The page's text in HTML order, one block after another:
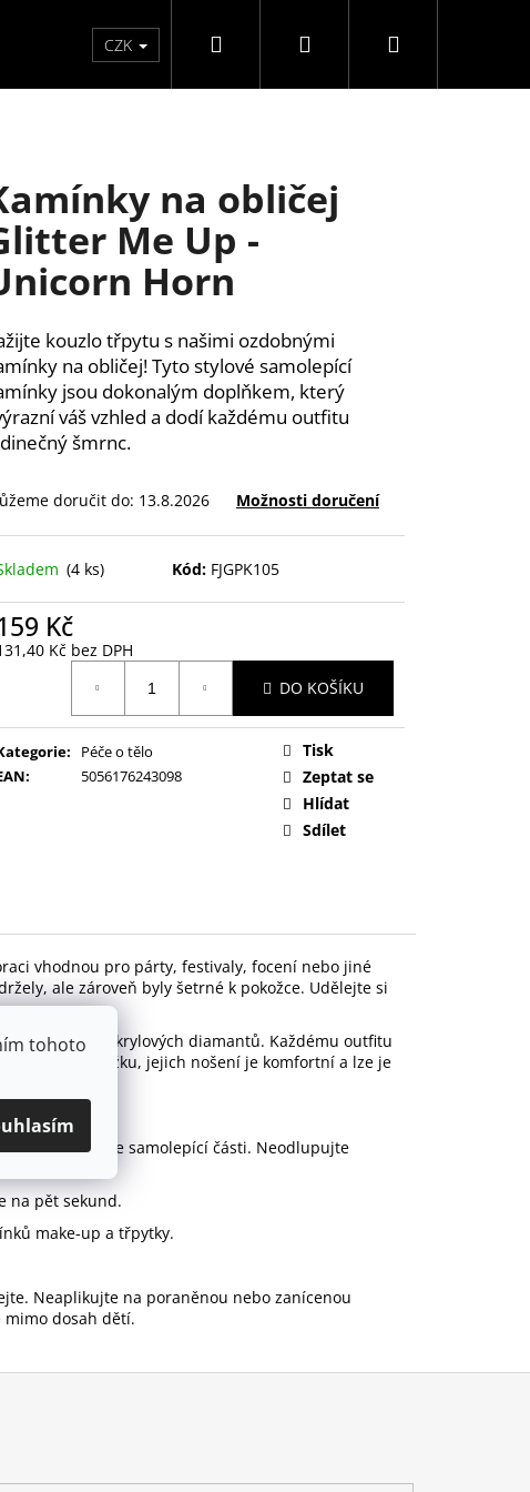
tohoto
Péče o ruce Péče o nohy F3 kolekce
CZK Hledat PřihlášeníNákupní
na obličej
Me Up -
Horn
kouzlo třpytu s našimi ozdobnými
na obličej! Tyto stylové samolepící
jsou dokonalým doplňkem, který
váš vzhled a dodí každému outfitu
šmrnc.
doručit do: 13.8.2026 Možnosti doručení
(4 ks) Kód: FJGPK105
Kč
Kč bez DPH
DO KOŠÍKU
:
Péče o tělo
: 5056176243098
Tisk
Zeptat se
Hlídat
Sdílet
vhodnou pro párty, festivaly, focení nebo jiné
ale zároveň byly šetrné k pokožce. Udělejte si
kamínků a akrylových diamantů. Každému outfitu
na pokožku, jejich nošení je komfortní a lze je
podél linie samolepící části. Neodlupujte
na pět sekund.
make-up a třpytky.
Neaplikujte na poraněnou nebo zanícenou
mimo dosah dětí.